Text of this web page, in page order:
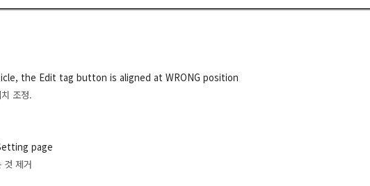
the Edit tag button is aligned at WRONG position
조정.
page
것 제거